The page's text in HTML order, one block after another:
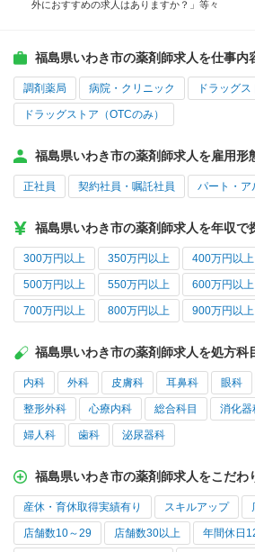
外におすすめの求人はありますか？」等々
福島県いわき市の薬剤師求人を仕事内
調剤薬局 病院・クリニック ドラッグス
ドラッグストア（OTCのみ）
福島県いわき市の薬剤師求人を雇用形
正社員 契約社員・嘱託社員 パート・ア
福島県いわき市の薬剤師求人を年収で
300万円以上 350万円以上 400万円以上
500万円以上 550万円以上 600万円以上
700万円以上 800万円以上 900万円以上
福島県いわき市の薬剤師求人を処方科
内科 外科 皮膚科 耳鼻科 眼科
整形外科 心療内科 総合科目 消化器
婦人科 歯科 泌尿器科
福島県いわき市の薬剤師求人をこだわ
産休・育休取得実績有り スキルアップ
店舗数10～29 店舗数30以上 年間休日